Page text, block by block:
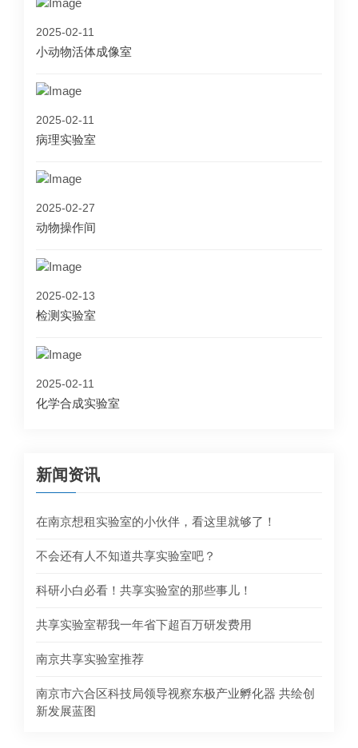
2025-02-11
小动物活体成像室
2025-02-11
病理实验室
2025-02-27
动物操作间
2025-02-13
检测实验室
2025-02-11
化学合成实验室
新闻资讯
在南京想租实验室的小伙伴，看这里就够了！
不会还有人不知道共享实验室吧？
科研小白必看！共享实验室的那些事儿！
共享实验室帮我一年省下超百万研发费用​
南京共享实验室推荐
南京市六合区科技局领导视察东极产业孵化器 共绘创
新发展蓝图